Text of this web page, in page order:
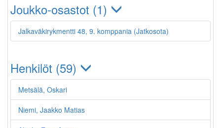
Joukko-osastot (1)
Jalkaväkirykmentti 48, 9. komppania (Jatkosota)
Henkilöt (59)
Metsälä, Oskari
Niemi, Jaakko Matias